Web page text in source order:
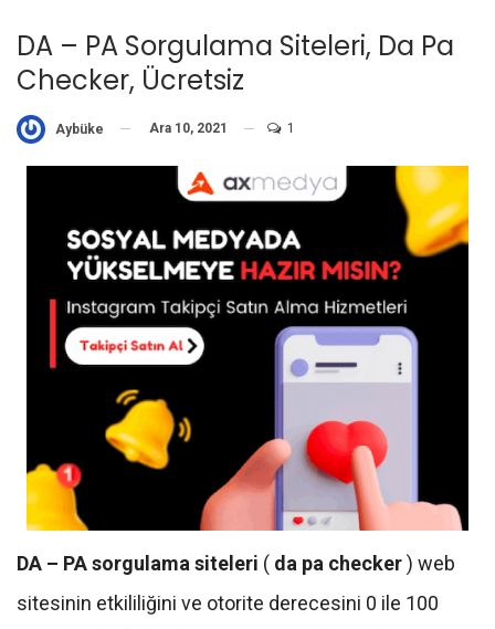
DA – PA Sorgulama Siteleri, Da Pa
Checker, Ücretsiz
Aybüke Ara 10, 2021 1
DA – PA sorgulama siteleri ( da pa checker) web
sitesinin etkililiğini ve otorite derecesini 0 ile 100